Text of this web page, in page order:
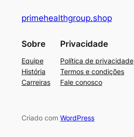
primehealthgroup.shop
Sobre
Equipe
História
Carreiras
Privacidade
Política de privacidade
Termos e condições
Fale conosco
Criado com WordPress